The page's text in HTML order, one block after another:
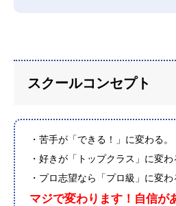
スクールコンセプト
・苦手が「できる！」に変わる。
・好きが「トップクラス」に変わ
・プロ志望なら「プロ級」に変わ
マジで変わります！自信が